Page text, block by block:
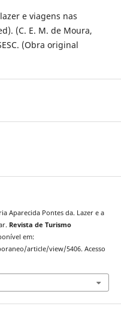
e viagens nas
(C. E. M. de Moura,
(Obra original
Aparecida Pontes da. Lazer e a
Revista de Turismo
em:
article/view/5406. Acesso